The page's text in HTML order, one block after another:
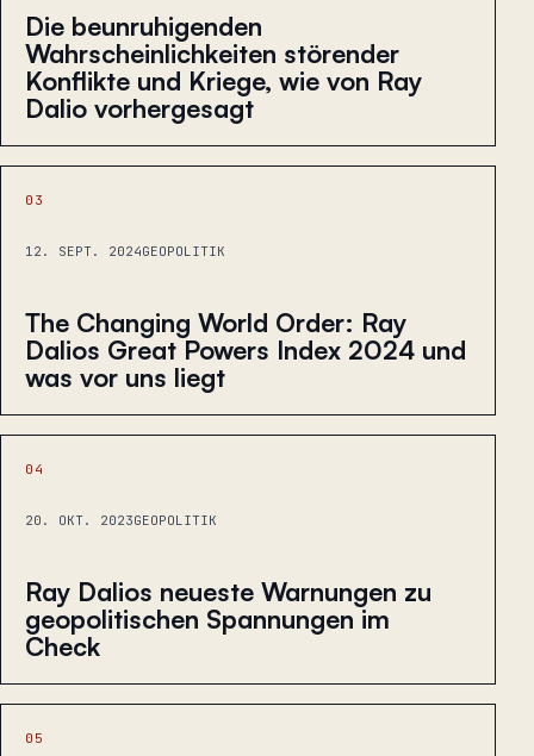
Die beunruhigenden
Wahrscheinlichkeiten störender
Konflikte und Kriege, wie von Ray
Dalio vorhergesagt
03
12. SEPT. 2024GEOPOLITIK
The Changing World Order: Ray
Dalios Great Powers Index 2024 und
was vor uns liegt
04
20. OKT. 2023GEOPOLITIK
Ray Dalios neueste Warnungen zu
geopolitischen Spannungen im
Check
05